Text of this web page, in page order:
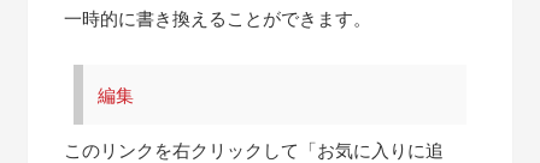
一時的に書き換えることができます。
編集
このリンクを右クリックして「お気に入りに追